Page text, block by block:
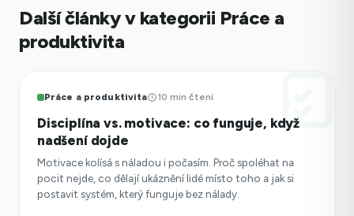
Další články v kategorii Práce a
produktivita
Práce a produktivita 10 min čtení
Disciplína vs. motivace: co funguje, když
nadšení dojde
Motivace kolísá s náladou i počasím. Proč spoléhat na
pocit nejde, co dělají ukáznění lidé místo toho a jak si
postavit systém, který funguje bez nálady.